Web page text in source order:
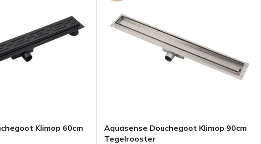
Klimop 60cm
Aquasense Douchegoot Klimop 90cm
Tegelrooster